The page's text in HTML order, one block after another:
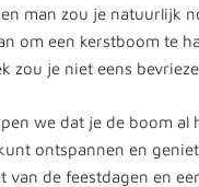
man zou je natuurlijk
om een kerstboom te
zou je niet eens
we dat je de boom al
ontspannen en
van de feestdagen en